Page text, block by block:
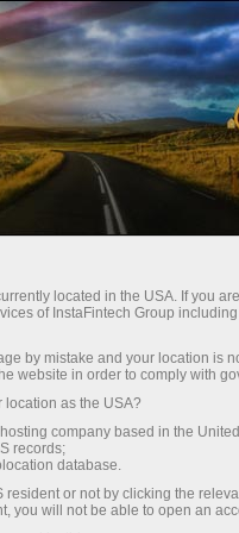
تجارتی پلیٹ فارم
سرمایہ کاروں کے
لیے
شراکت
لئے
located in the USA. If you
of InstaFintech Group
by mistake and your location is
website in order to comply with
location as the USA?
company based in the
records;
database.
or not by clicking the
you will not be able to open an